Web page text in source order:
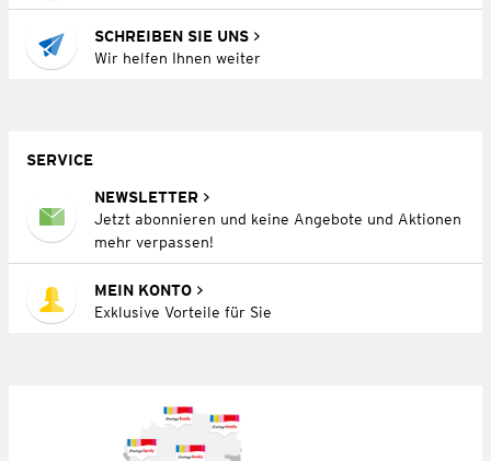
SCHREIBEN SIE UNS
Wir helfen Ihnen weiter
SERVICE
NEWSLETTER
Jetzt abonnieren und keine Angebote und Aktionen
mehr verpassen!
MEIN KONTO
Exklusive Vorteile für Sie